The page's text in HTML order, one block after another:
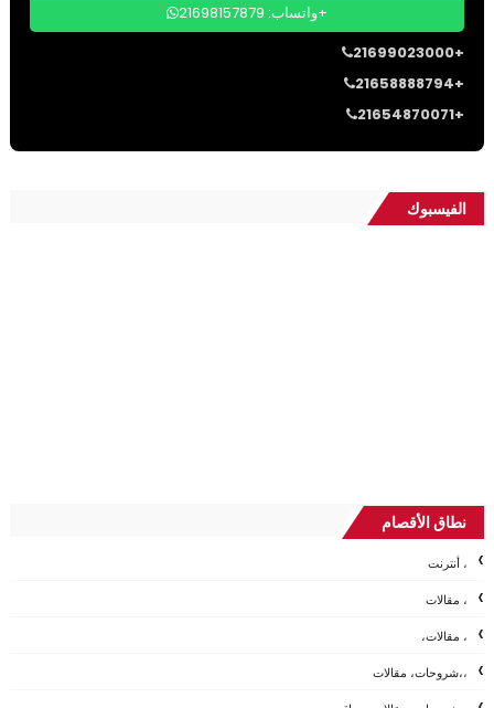
واتساب: 21698157879+
21699023000+
21658888794+
21654870071+
الفيسبوك
نطاق الأقصام
، أنترنت
، مقالات
، مقالات،
،،شروحات، مقالات